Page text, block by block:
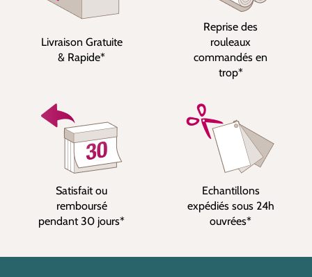
Livraison Gratuite
& Rapide*
Reprise des
rouleaux
commandés en
trop*
Satisfait ou
remboursé
pendant 30 jours*
Echantillons
expédiés sous 24h
ouvrées*